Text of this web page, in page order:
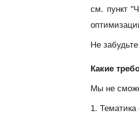
см. пункт
Не
Какие
Мы не
1.